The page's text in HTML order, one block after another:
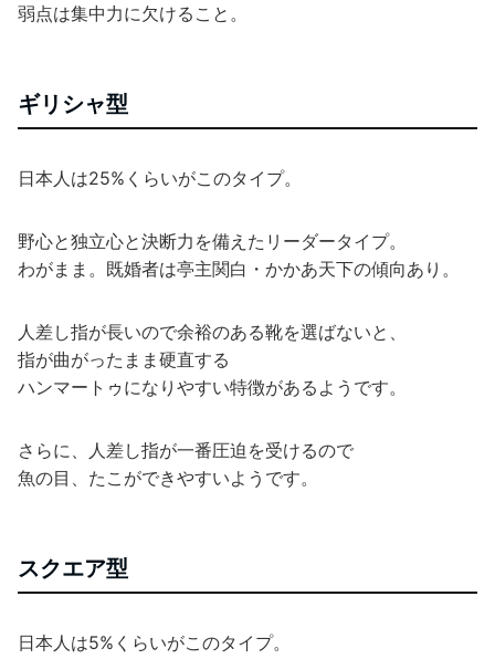
弱点は集中力に欠けること。
ギリシャ型
日本人は25%くらいがこのタイプ。
野心と独立心と決断力を備えたリーダータイプ。
わがまま。既婚者は亭主関白・かかあ天下の傾向あり。
人差し指が長いので余裕のある靴を選ばないと、
指が曲がったまま硬直する
ハンマートゥになりやすい特徴があるようです。
さらに、人差し指が一番圧迫を受けるので
魚の目、たこができやすいようです。
スクエア型
日本人は5%くらいがこのタイプ。